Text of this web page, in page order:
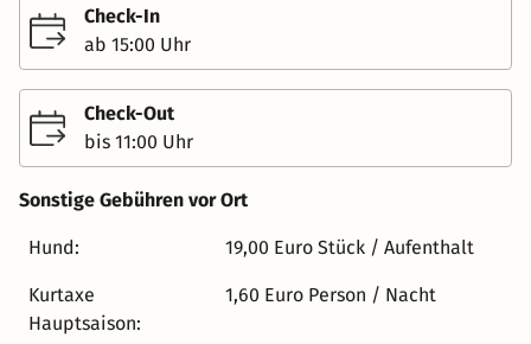
Bier (Helles, Dunkles und ein saisonales Bier) verwöhnen
die Gäste. Beispiele: Osterbock, Weihnachtsbock, Chili-
Bier, Dinkelweizen-Bier, usw. Heiraten in der Kartause
Gaming Sie sind auf der Suche nach der perfekten
Location für Ihre Hochzeit – besuchen Sie die Kartause
Gaming. Die ehemalige Klosteranlage beeindruckt mit
ihrem historischen Flair und bietet für Hochzeitsgäste
alles was das Herz begehrt. Die kirchliche Trauung findet
direkt in der Kartausenkirche statt. Diese beeindruckt
den Himmel ragt. Im Inneren der Kirche sieht man das
1457 eingezogene spätgotische Kappengewölbe mit
Check-In
ab 15:00 Uhr
Check-Out
bis 11:00 Uhr
Sonstige Gebühren vor Ort
Hund: 19,00 Euro Stück / Aufenthalt
Kurtaxe
Hauptsaison:
1,60 Euro Person / Nacht